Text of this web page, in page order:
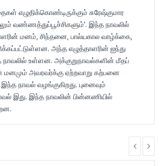
எழுதிக்கொண்டிருக்கும் சுரேஷ்குமார
வண்ணத்துப்பூச்சிகளும்’. இந்த நாவலில்
மனம், சிந்தனை, பால்யகால வாழ்க்கை,
அந்த எழுத்தாளரின் ஐந்து
நாவலில் உள்ளன. அக்குறுநாவல்களின் மீதப்
மனமும் அவரவர்க்கு ஏற்றவாறு கற்பனை
நாவல் வழங்குகிறது. புனைவும்
இது. இந்த நாவலின் பின்னணியில்